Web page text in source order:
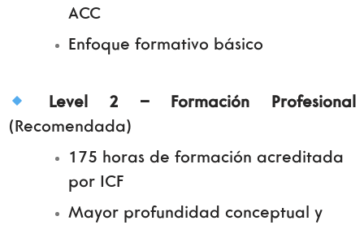
ACC
Enfoque formativo básico
Level 2 – Formación Profesional
(Recomendada)
175 horas de formación acreditada
por ICF
Mayor profundidad conceptual y